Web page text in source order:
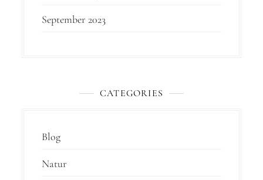
September 2023
CATEGORIES
Blog
Natur